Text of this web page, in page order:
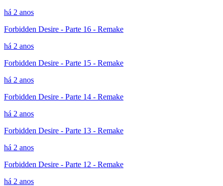
há 2 anos
Forbidden Desire - Parte 16 - Remake
há 2 anos
Forbidden Desire - Parte 15 - Remake
há 2 anos
Forbidden Desire - Parte 14 - Remake
há 2 anos
Forbidden Desire - Parte 13 - Remake
há 2 anos
Forbidden Desire - Parte 12 - Remake
há 2 anos